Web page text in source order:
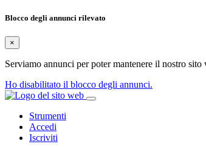
Blocco degli annunci rilevato
×
Serviamo annunci per poter mantenere il nostro
Ho disabilitato il blocco degli annunci.
Strumenti
Accedi
Iscriviti